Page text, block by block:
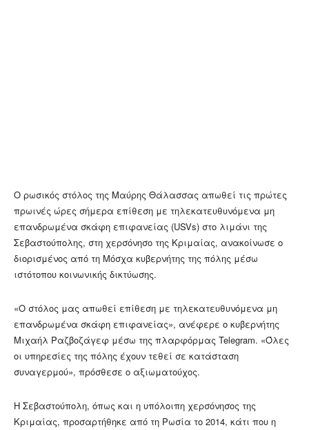
Ο ρωσικός στόλος της Μαύρης Θάλασσας απωθεί τις πρώτες
πρωινές ώρες σήμερα επίθεση με τηλεκατευθυνόμενα μη
επανδρωμένα σκάφη επιφανείας (USVs) στο λιμάνι της
Σεβαστούπολης, στη χερσόνησο της Κριμαίας, ανακοίνωσε ο
διορισμένος από τη Μόσχα κυβερνήτης της πόλης μέσω
ιστότοπου κοινωνικής δικτύωσης.
«Ο στόλος μας απωθεί επίθεση με τηλεκατευθυνόμενα μη
επανδρωμένα σκάφη επιφανείας», ανέφερε ο κυβερνήτης
Μιχαήλ Ραζβοζάγεφ μέσω της πλαρφόρμας Telegram. «Όλες
οι υπηρεσίες της πόλης έχουν τεθεί σε κατάσταση
συναγερμού», πρόσθεσε ο αξιωματούχος.
Η Σεβαστούπολη, όπως και η υπόλοιπη χερσόνησος της
Κριμαίας, προσαρτήθηκε από τη Ρωσία το 2014, κάτι που η